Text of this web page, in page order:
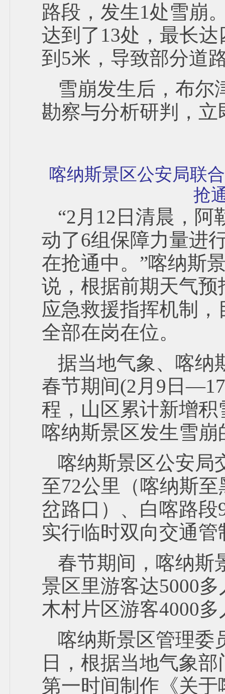
路段，发生1处雪崩
达到了13处，最长
到5米，导致部分道
雪崩发生后，布尔
勘察与分析研判，
喀纳斯景区公安局联
抢
“2月12日清晨，
动了6组保障力量进
在抢通中。”喀纳斯
说，根据前期天气
应急救援指挥机制
全部在岗在位。
据当地气象、喀纳
春节期间(2月9日
程，山区累计新增积
喀纳斯景区发生雪崩
喀纳斯景区公安局
至72公里（喀纳斯
岔路口）、白喀路段
实行临时双向交通管
春节期间，喀纳斯
景区里游客达5000
木村片区游客4000多
喀纳斯景区管理委
日，根据当地气象
第一时间制作《关